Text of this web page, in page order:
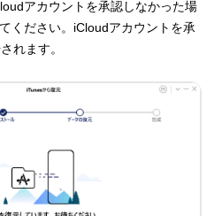
アカウントを承認しなかった場
ください。iCloudアカウントを承
れます。